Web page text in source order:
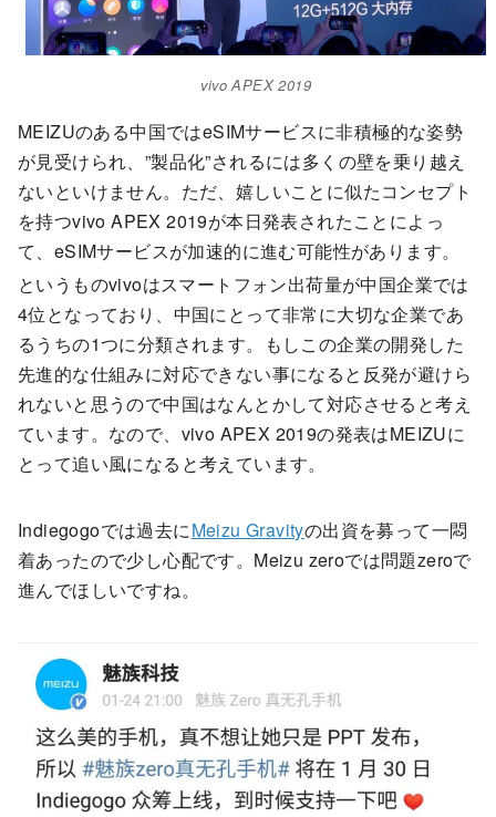
vivo APEX 2019
MEIZUのある中国ではeSIMサービスに非積極的な姿勢
が見受けられ、”製品化”されるには多くの壁を乗り越え
ないといけません。ただ、嬉しいことに似たコンセプト
を持つvivo APEX 2019が本日発表されたことによっ
て、eSIMサービスが加速的に進む可能性があります。
というものvivoはスマートフォン出荷量が中国企業では
4位となっており、中国にとって非常に大切な企業であ
るうちの1つに分類されます。もしこの企業の開発した
先進的な仕組みに対応できない事になると反発が避けら
れないと思うので中国はなんとかして対応させると考え
ています。なので、vivo APEX 2019の発表はMEIZUに
とって追い風になると考えています。
Indiegogoでは過去にMeizu Gravityの出資を募って一悶
着あったので少し心配です。Meizu zeroでは問題zeroで
進んでほしいですね。